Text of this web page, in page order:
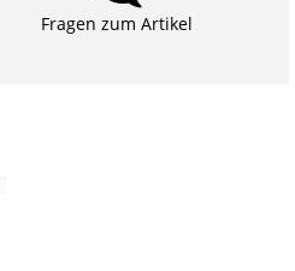
Fragen zum Artikel